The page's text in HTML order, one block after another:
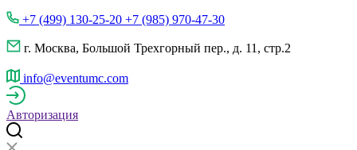
+7 (499) 130-25-20 +7 (985) 970-47-30
г. Москва, Большой Трехгорный пер., д. 11, стр.2
info@eventumc.com
Авторизация